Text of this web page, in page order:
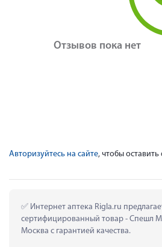
Отзывов пока нет
Авторизуйтесь на сайте, чтобы оставить
Интернет аптека Rigla.ru
сертифицированный товар - Спешл
Москва с гарантией качества.